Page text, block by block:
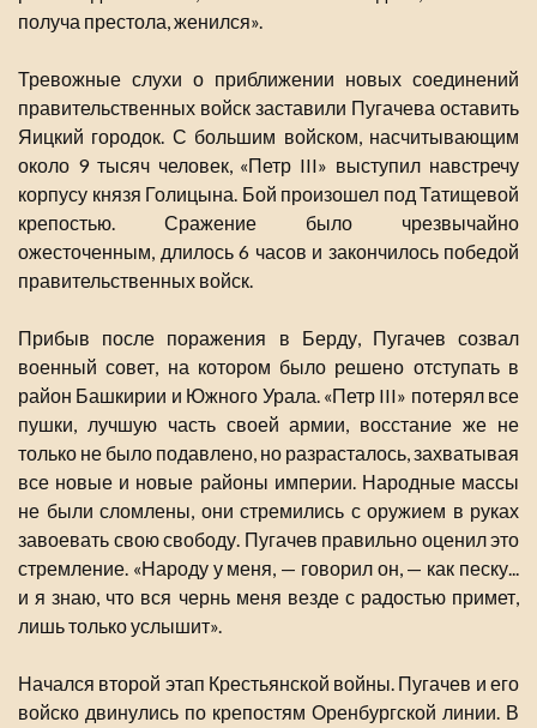
получа престола, женился».
Тревожные слухи о приближении новых соединений
правительственных войск заставили Пугачева оставить
Яицкий городок. С большим войском, насчитывающим
около 9 тысяч человек, «Петр III» выступил навстречу
корпусу князя Голицына. Бой произошел под Татищевой
крепостью. Сражение было чрезвычайно
ожесточенным, длилось 6 часов и закончилось победой
правительственных войск.
Прибыв после поражения в Берду, Пугачев созвал
военный совет, на котором было решено отступать в
район Башкирии и Южного Урала. «Петр III» потерял все
пушки, лучшую часть своей армии, восстание же не
только не было подавлено, но разрасталось, захватывая
все новые и новые районы империи. Народные массы
не были сломлены, они стремились с оружием в руках
завоевать свою свободу. Пугачев правильно оценил это
стремление. «Народу у меня, — говорил он, — как песку...
и я знаю, что вся чернь меня везде с радостью примет,
лишь только услышит».
Начался второй этап Крестьянской войны. Пугачев и его
войско двинулись по крепостям Оренбургской линии. В